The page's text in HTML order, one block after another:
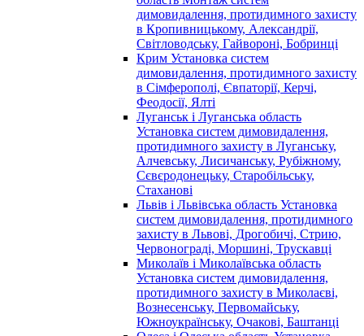
димовидалення, протидимного захисту
в Кропивницькому, Александрії,
Світловодську, Гайвороні, Бобринці
Крим Установка систем
димовидалення, протидимного захисту
в Сімферополі, Євпаторії, Керчі,
Феодосії, Ялті
Луганськ і Луганська область
Установка систем димовидалення,
протидимного захисту в Луганську,
Алчевську, Лисичанську, Рубіжному,
Сєвєродонецьку, Старобільську,
Стаханові
Львів і Львівська область Установка
систем димовидалення, протидимного
захисту в Львові, Дрогобичі, Стрию,
Червонограді, Моршині, Трускавці
Миколаїв і Миколаївська область
Установка систем димовидалення,
протидимного захисту в Миколаєві,
Вознесенську, Первомайську,
Южноукраїнську, Очакові, Баштанці